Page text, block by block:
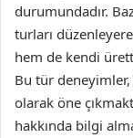
durumundadır.
turları
hem de kendi
Bu tür
olarak öne
hakkında bilgi